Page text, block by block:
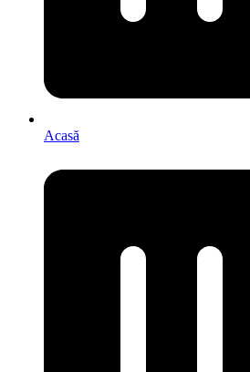
Acasă